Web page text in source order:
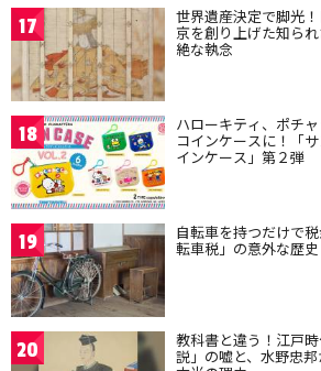
17 世界遺産決定で脚光
京を創り上げた知ら
絶な執念
18 ハローキティ、ポチ
コインケースに！「
インケース」第２弾
19 自転車を持つだけで
転車税」の意外な歴
20 教科書と違う！江戸
説」の嘘と、水野忠